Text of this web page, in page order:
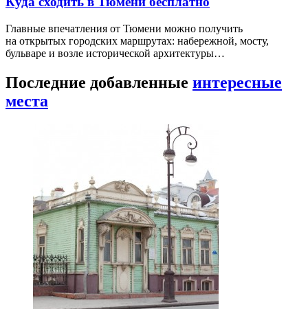
Главные впечатления от Тюмени можно получить
на открытых городских маршрутах: набережной, мосту,
бульваре и возле исторической архитектуры…
Последние добавленные интересные
места